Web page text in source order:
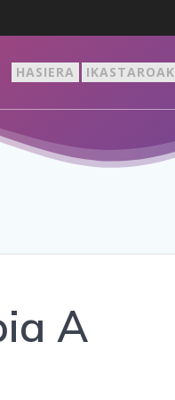
HASIERA IKASTAROAK
A